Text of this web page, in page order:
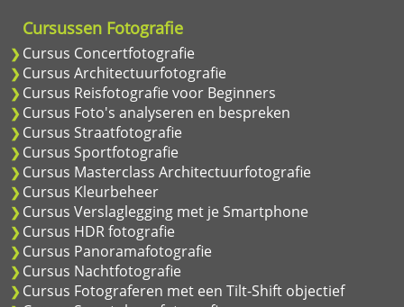
Cursussen Fotografie
Cursus Concertfotografie
Cursus Architectuurfotografie
Cursus Reisfotografie voor Beginners
Cursus Foto's analyseren en bespreken
Cursus Straatfotografie
Cursus Sportfotografie
Cursus Masterclass Architectuurfotografie
Cursus Kleurbeheer
Cursus Verslaglegging met je Smartphone
Cursus HDR fotografie
Cursus Panoramafotografie
Cursus Nachtfotografie
Cursus Fotograferen met een Tilt-Shift objectief